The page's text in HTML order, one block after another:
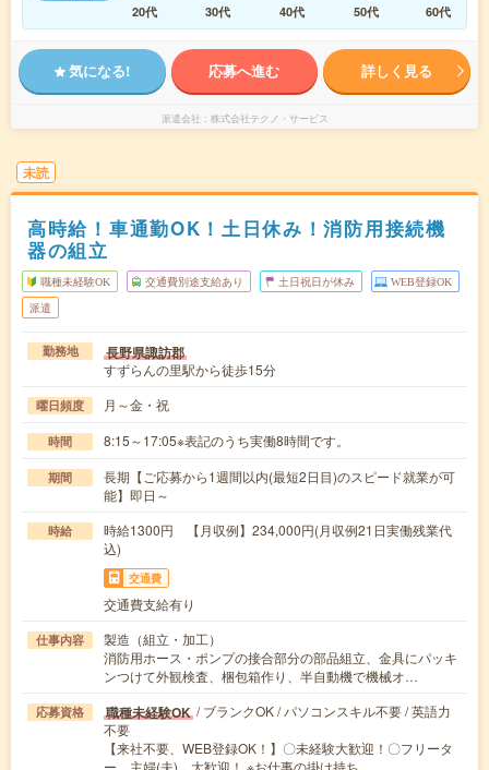
20代
30代 40代 50代 60代
気になる! 応募へ進む 詳しく見る
派遣会社 株式会社テクノ・サービス
未読
高時給！車通勤OK！土日休み！消防用接続機
器の組立
職種未経験OK 交通費別途支給あり 土日祝日が休み WEB登録OK
派遣
勤務地 長野県諏訪郡
すずらんの里駅から徒歩15分
曜日頻度 月～金・祝
時間 8:15～17:05※表記のうち実働8時間です。
期間
長期【ご応募から1週間以内(最短2日目)のスピード就業が可
能】即日～
時給
時給1300円 【月収例】234,000円(月収例21日実働残業代
込)
交通費
交通費支給有り
仕事内容
製造（組立・加工）
消防用ホース・ポンプの接合部分の部品組立、金具にパッキ
ンつけて外観検査、梱包箱作り、半自動機で機械オ…
応募資格 職種未経験OK / ブランクOK / パソコンスキル不要 / 英語力
不要
【来社不要、WEB登録OK！】〇未経験大歓迎！〇フリータ
ー、主婦(夫) 大歓迎！ ※お仕事の掛け持ち…